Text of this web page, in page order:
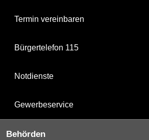
Termin vereinbaren
Bürgertelefon 115
Notdienste
Gewerbeservice
Behörden